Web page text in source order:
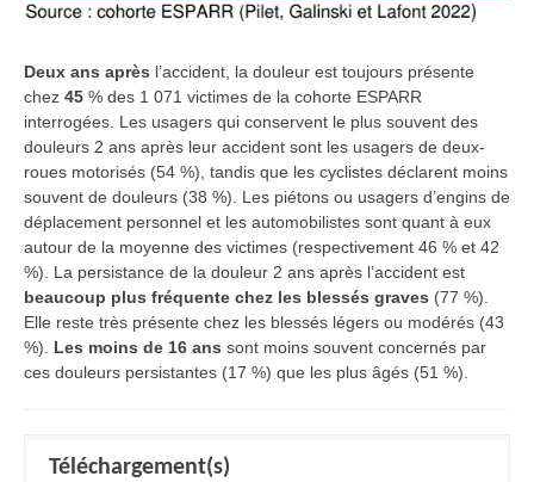
Deux ans après l’accident, la douleur est toujours présente
chez 45 % des 1 071 victimes de la cohorte ESPARR
interrogées. Les usagers qui conservent le plus souvent des
douleurs 2 ans après leur accident sont les usagers de deux-
roues motorisés (54 %), tandis que les cyclistes déclarent moins
souvent de douleurs (38 %). Les piétons ou usagers d’engins de
déplacement personnel et les automobilistes sont quant à eux
autour de la moyenne des victimes (respectivement 46 % et 42
%). La persistance de la douleur 2 ans après l’accident est
beaucoup plus fréquente chez les blessés graves (77 %).
Elle reste très présente chez les blessés légers ou modérés (43
%). Les moins de 16 ans sont moins souvent concernés par
ces douleurs persistantes (17 %) que les plus âgés (51 %).
Téléchargement(s)